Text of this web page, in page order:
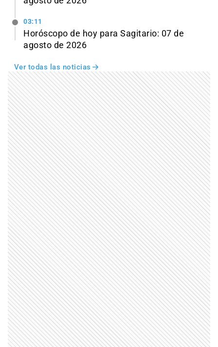
03:11
Horóscopo de hoy para Sagitario: 07 de
agosto de 2026
Ver todas las noticias